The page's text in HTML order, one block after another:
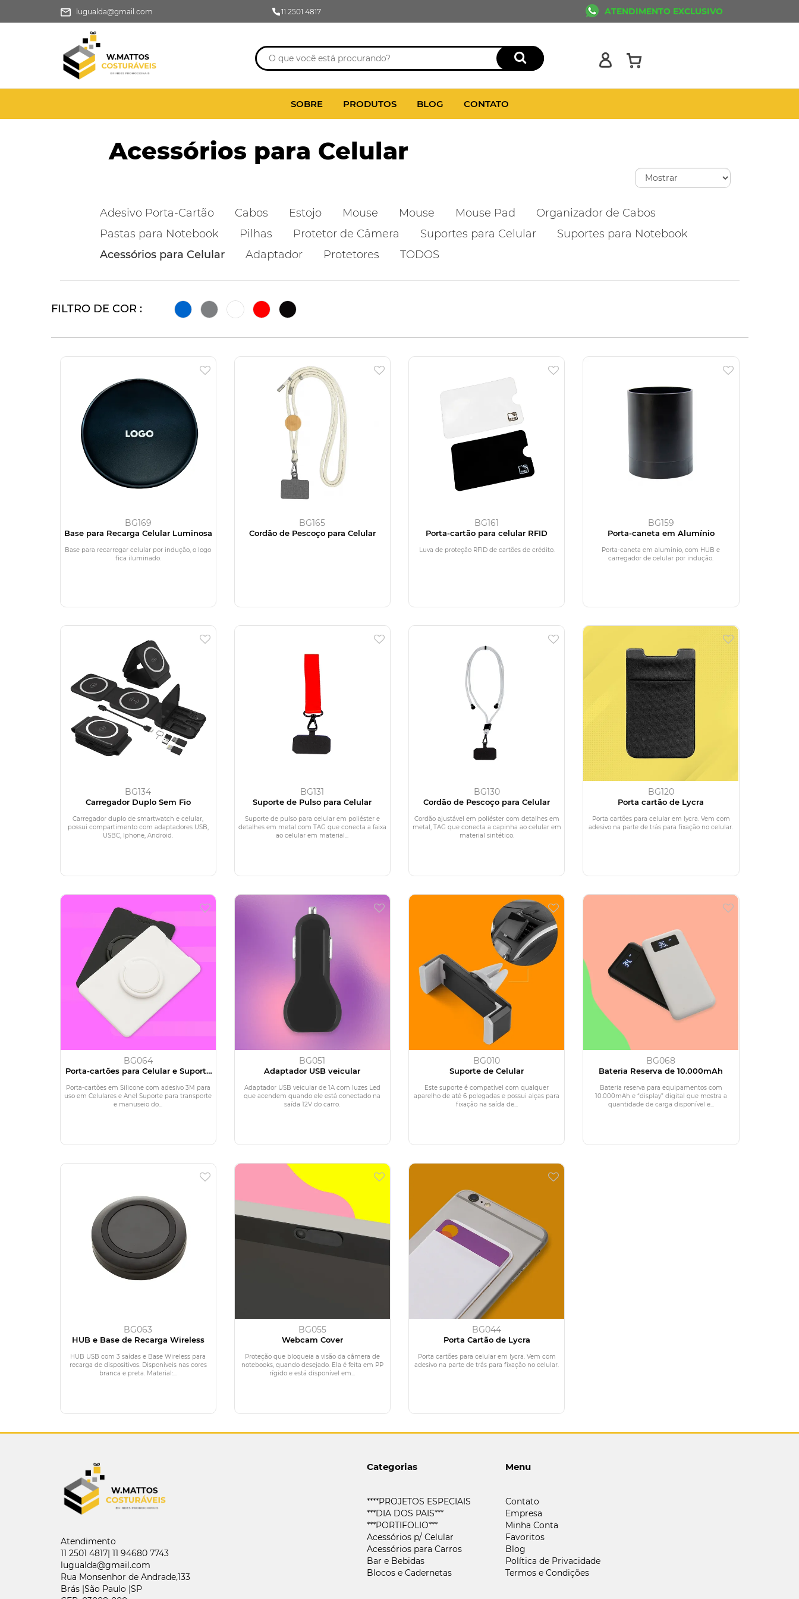
lugualda@gmail.com 11 2501 4817 ATENDIMENTO EXCLUSIVO
SOBRE PRODUTOS BLOG CONTATO
Acessórios para Celular
Adesivo Porta-Cartão Cabos Estojo Mouse Mouse Mouse Pad
Organizador de Cabos
Pastas para Notebook
Pilhas Protetor de Câmera Suportes para Celular
Suportes para Notebook
Acessórios para Celular
Adaptador Protetores TODOS
FILTRO DE COR :
BG169
Base para Recarga Celular Luminosa
Base para recarregar celular por indução, o logo
fica iluminado.
BG165
Cordão de Pescoço para Celular
BG161
Porta-cartão para celular RFID
Luva de proteção RFID de cartões de crédito.
BG159
Porta-caneta em Alumínio
Porta-caneta em alumínio, com HUB e
carregador de celular por indução.
BG134
Carregador Duplo Sem Fio
Carregador duplo de smartwatch e celular,
possui compartimento com adaptadores USB,
USBC, Iphone, Android.
BG131
Suporte de Pulso para Celular
Suporte de pulso para celular em poliéster e
detalhes em metal com TAG que conecta a faixa
ao celular em material...
BG130
Cordão de Pescoço para Celular
Cordão ajustável em poliéster com detalhes em
metal, TAG que conecta a capinha ao celular em
material sintético.
BG120
Porta cartão de Lycra
Porta cartões para celular em lycra. Vem com
adesivo na parte de trás para fixação no celular.
BG064
Porta-cartões para Celular e Suporte
Porta-cartões em Silicone com adesivo 3M para
uso em Celulares e Anel Suporte para transporte
e manuseio do...
BG051
Adaptador USB veicular
Adaptador USB veicular de 1A com luzes Led
que acendem quando ele está conectado na
saída 12V do carro.
BG010
Suporte de Celular
Este suporte é compatível com qualquer
aparelho de até 6 polegadas e possui alças para
fixação na saída de...
BG068
Bateria Reserva de 10.000mAh
Bateria reserva para equipamentos com
10.000mAh e “display” digital que mostra a
quantidade de carga disponível e...
BG063
HUB e Base de Recarga Wireless
HUB USB com 3 saídas e Base Wireless para
recarga de dispositivos. Disponíveis nas cores
branca e preta. Material:...
BG055
Webcam Cover
Proteção que bloqueia a visão da câmera de
notebooks, quando desejado. Ela é feita em PP
rígido e está disponível em...
BG044
Porta Cartão de Lycra
Porta cartões para celular em lycra. Vem com
adesivo na parte de trás para fixação no celular.
Atendimento
11 2501 4817| 11 94680 7743
lugualda@gmail.com
Rua Monsenhor de Andrade,133
Brás |São Paulo |SP
Categorias
****PROJETOS ESPECIAIS
***DIA DOS PAIS***
***PORTIFOLIO***
Acessórios p/ Celular
Acessórios para Carros
Bar e Bebidas
Blocos e Cadernetas
Menu
Contato
Empresa
Minha Conta
Favoritos
Blog
Política de Privacidade
Termos e Condições